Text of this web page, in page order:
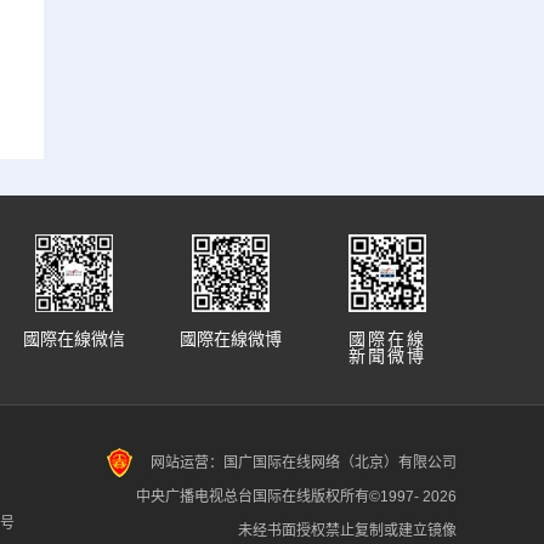
國際在線
新聞微博
國際在線微博
國際在線微信
网站运营：国广国际在线网络（北京）有限公司
中央广播电视总台国际在线版权所有©1997- 2026
未经书面授权禁止复制或建立镜像